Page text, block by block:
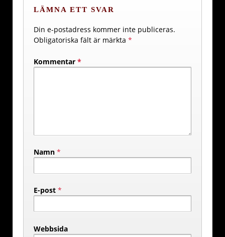
LÄMNA ETT SVAR
Din e-postadress kommer inte publiceras.
Obligatoriska fält är märkta *
Kommentar *
Namn *
E-post *
Webbsida